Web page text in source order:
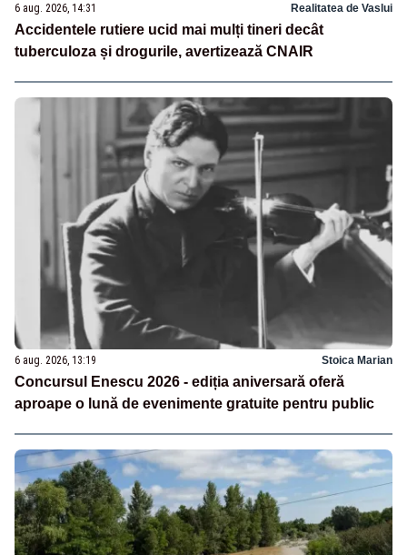
6 aug. 2026, 14:31 Realitatea de Vaslui
Accidentele rutiere ucid mai mulți tineri decât
tuberculoza și drogurile, avertizează CNAIR
6 aug. 2026, 13:19 Stoica Marian
Concursul Enescu 2026 - ediția aniversară oferă
aproape o lună de evenimente gratuite pentru public